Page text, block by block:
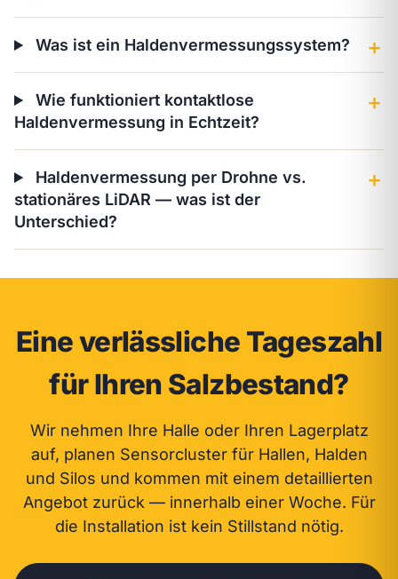
Was ist ein Haldenvermessungssystem? ＋
Wie funktioniert kontaktlose
Haldenvermessung in Echtzeit?
＋
Haldenvermessung per Drohne vs.
stationäres LiDAR — was ist der
Unterschied?
＋
Eine verlässliche Tageszahl
für Ihren Salzbestand?
Wir nehmen Ihre Halle oder Ihren Lagerplatz
auf, planen Sensorcluster für Hallen, Halden
und Silos und kommen mit einem detaillierten
Angebot zurück — innerhalb einer Woche. Für
die Installation ist kein Stillstand nötig.